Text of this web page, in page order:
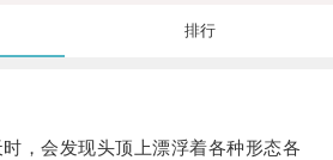
排行
会发现头顶上漂浮着各种形态各